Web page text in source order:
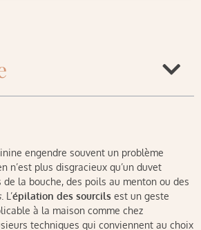
engendre souvent un problème
n’est plus disgracieux qu’un duvet
de la bouche, des poils au menton ou des
. L’épilation des sourcils est un geste
à la maison comme chez
techniques qui conviennent au choix